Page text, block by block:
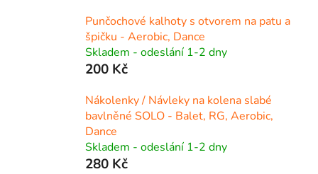
Punčochové kalhoty s otvorem na patu a
špičku - Aerobic, Dance
Skladem - odeslání 1-2 dny
200 Kč
Nákolenky / Návleky na kolena slabé
bavlněné SOLO - Balet, RG, Aerobic,
Dance
Skladem - odeslání 1-2 dny
280 Kč